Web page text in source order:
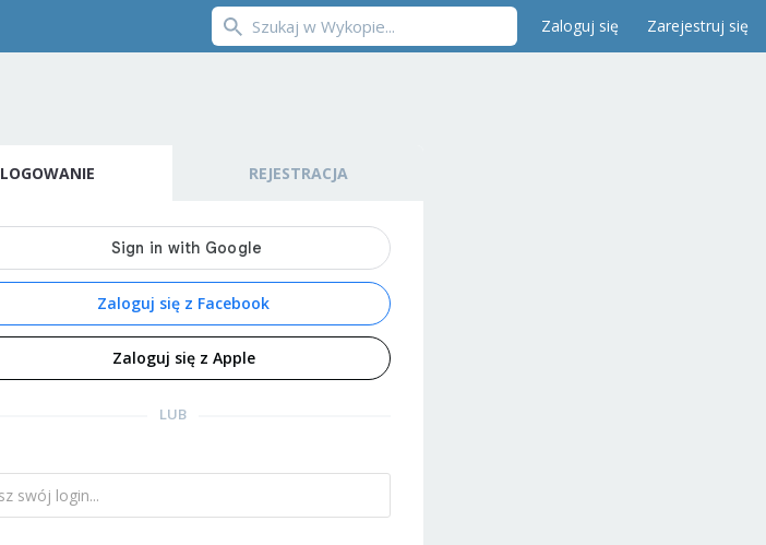
Zaloguj się Zarejestruj się
LOGOWANIE REJESTRACJA
Zaloguj się z Facebook
Zaloguj się z Apple
LUB